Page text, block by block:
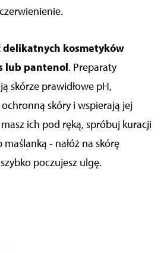
delikatnych kosmetyków
lub pantenol. Preparaty
skórze prawidłowe pH,
skóry i wspierają jej
ich pod ręką, spróbuj kuracji
- nałóż na skórę
poczujesz ulgę.